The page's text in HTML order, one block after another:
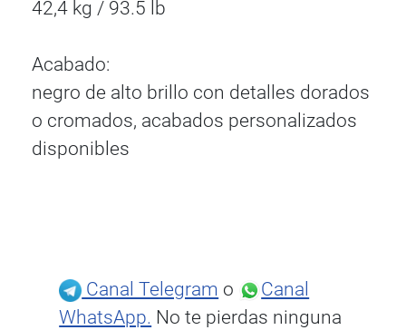
42,4 kg / 93.5 lb
Acabado:
negro de alto brillo con detalles dorados
o cromados, acabados personalizados
disponibles
Canal Telegram o
Canal
WhatsApp. No te pierdas ninguna